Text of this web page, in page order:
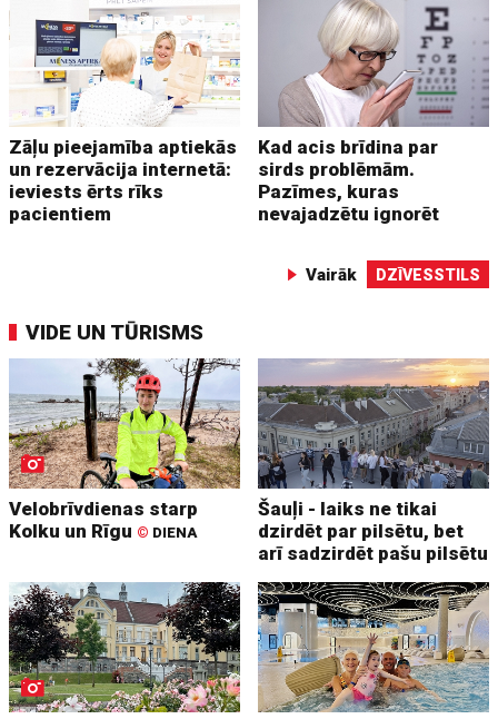
Zāļu pieejamība aptiekās
un rezervācija internetā:
ieviests ērts rīks
pacientiem
Kad acis brīdina par
sirds problēmām.
Pazīmes, kuras
nevajadzētu ignorēt
Vairāk DZĪVESSTILS
VIDE UN TŪRISMS
Velobrīvdienas starp
Kolku un Rīgu © DIENA
Šauļi - laiks ne tikai
dzirdēt par pilsētu, bet
arī sadzirdēt pašu pilsētu